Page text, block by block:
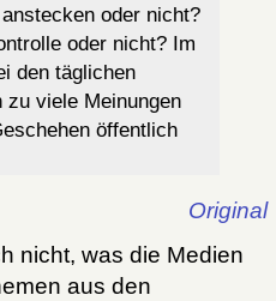
oder nicht?
oder nicht? Im
den täglichen
zu viele Meinungen
öffentlich
Original
nicht, was die Medien
aus den